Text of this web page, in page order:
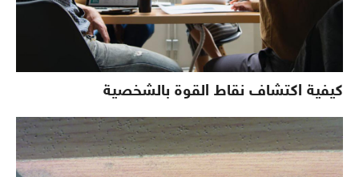
كيفية اكتشاف نقاط القوة بالشخصية